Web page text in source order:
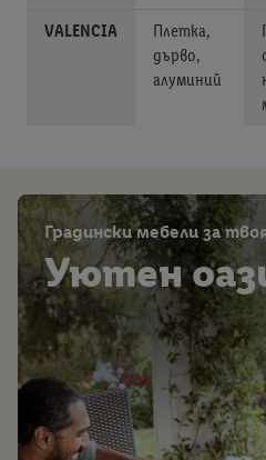
VALENCIA
Плетка,
дърво,
алуминий
Градински мебели за
Уютен